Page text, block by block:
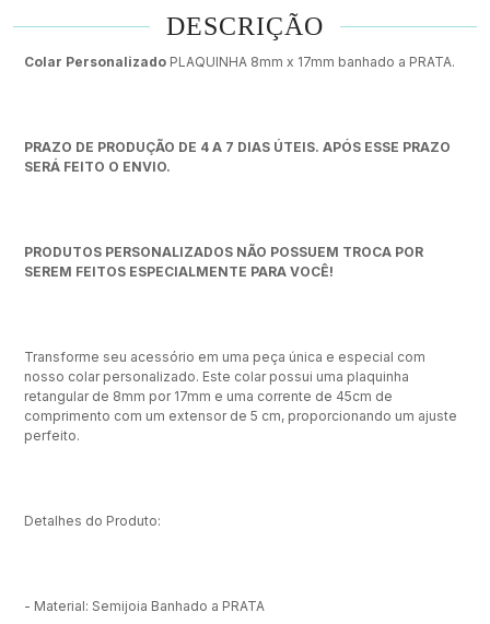
DESCRIÇÃO
Colar Personalizado PLAQUINHA 8mm x 17mm banhado a PRATA.
PRAZO DE PRODUÇÃO DE 4 A 7 DIAS ÚTEIS. APÓS ESSE PRAZO
SERÁ FEITO O ENVIO.
PRODUTOS PERSONALIZADOS NÃO POSSUEM TROCA POR
SEREM FEITOS ESPECIALMENTE PARA VOCÊ!
Transforme seu acessório em uma peça única e especial com
nosso colar personalizado. Este colar possui uma plaquinha
retangular de 8mm por 17mm e uma corrente de 45cm de
comprimento com um extensor de 5 cm, proporcionando um ajuste
perfeito.
Detalhes do Produto:
- Material: Semijoia Banhado a PRATA